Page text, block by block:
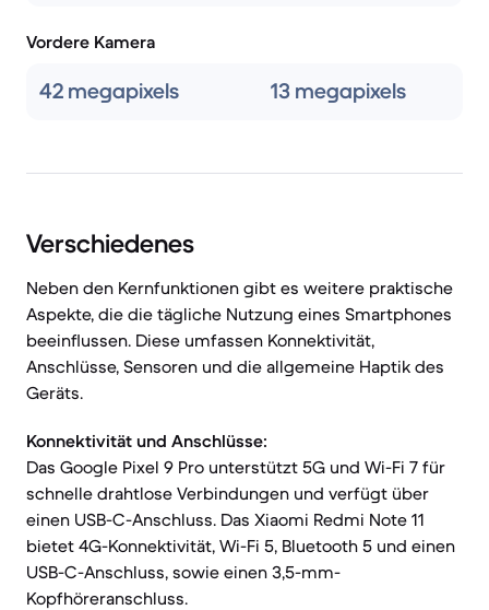
Vordere Kamera
42 megapixels 13 megapixels
Verschiedenes
Neben den Kernfunktionen gibt es weitere praktische
Aspekte, die die tägliche Nutzung eines Smartphones
beeinflussen. Diese umfassen Konnektivität,
Anschlüsse, Sensoren und die allgemeine Haptik des
Geräts.
Konnektivität und Anschlüsse:
Das Google Pixel 9 Pro unterstützt 5G und Wi-Fi 7 für
schnelle drahtlose Verbindungen und verfügt über
einen USB-C-Anschluss. Das Xiaomi Redmi Note 11
bietet 4G-Konnektivität, Wi-Fi 5, Bluetooth 5 und einen
USB-C-Anschluss, sowie einen 3,5-mm-
Kopfhöreranschluss.